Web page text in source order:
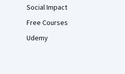
Social Impact
Free Courses
Udemy